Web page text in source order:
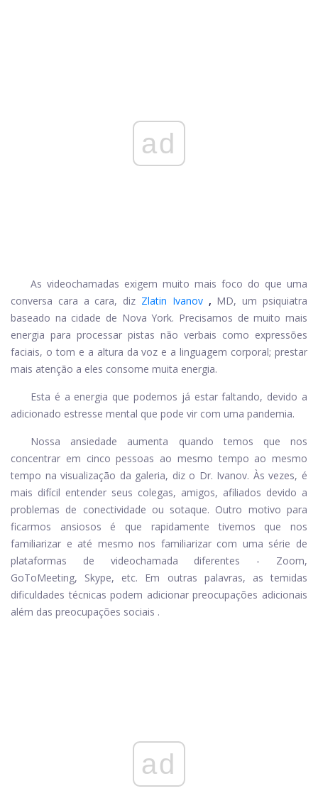
ad
As videochamadas exigem muito mais foco do que uma
conversa cara a cara, diz Zlatin Ivanov , MD, um psiquiatra
baseado na cidade de Nova York. Precisamos de muito mais
energia para processar pistas não verbais como expressões
faciais, o tom e a altura da voz e a linguagem corporal; prestar
mais atenção a eles consome muita energia.
Esta é a energia que podemos já estar faltando, devido a
adicionado estresse mental que pode vir com uma pandemia.
Nossa ansiedade aumenta quando temos que nos
concentrar em cinco pessoas ao mesmo tempo ao mesmo
tempo na visualização da galeria, diz o Dr. Ivanov. Às vezes, é
mais difícil entender seus colegas, amigos, afiliados devido a
problemas de conectividade ou sotaque. Outro motivo para
ficarmos ansiosos é que rapidamente tivemos que nos
familiarizar e até mesmo nos familiarizar com uma série de
plataformas de videochamada diferentes - Zoom,
GoToMeeting, Skype, etc. Em outras palavras, as temidas
dificuldades técnicas podem adicionar preocupações adicionais
além das preocupações sociais .
ad